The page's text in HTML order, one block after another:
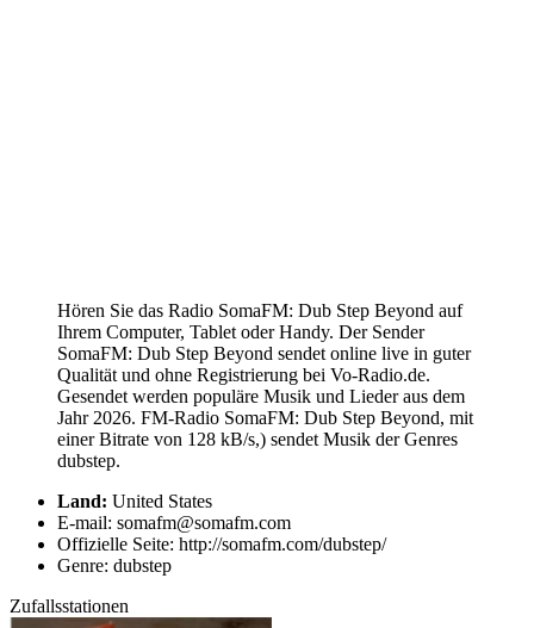
Hören Sie das Radio SomaFM: Dub Step Beyond auf
Ihrem Computer, Tablet oder Handy. Der Sender
SomaFM: Dub Step Beyond sendet online live in guter
Qualität und ohne Registrierung bei Vo-Radio.de.
Gesendet werden populäre Musik und Lieder aus dem
Jahr 2026. FM-Radio SomaFM: Dub Step Beyond, mit
einer Bitrate von 128 kB/s,) sendet Musik der Genres
dubstep.
Land: United States
E-mail: somafm@somafm.com
Offizielle Seite: http://somafm.com/dubstep/
Genre: dubstep
Zufallsstationen